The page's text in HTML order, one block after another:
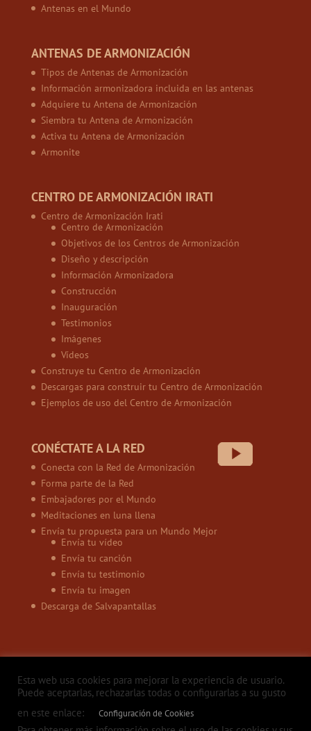
Antenas en el Mundo
ANTENAS DE ARMONIZACIÓN
Tipos de Antenas de Armonización
Información armonizadora incluida en las antenas
Adquiere tu Antena de Armonización
Siembra tu Antena de Armonización
Activa tu Antena de Armonización
Armonite
CENTRO DE ARMONIZACIÓN IRATI
Centro de Armonización Irati
Centro de Armonización
Objetivos de los Centros de Armonización
Diseño y descripción
Información Armonizadora
Construcción
Inauguración
Testimonios
Imágenes
Vídeos
Construye tu Centro de Armonización
Descargas para construir tu Centro de Armonización
Ejemplos de uso del Centro de Armonización
CONÉCTATE A LA RED
Conecta con la Red de Armonización
Forma parte de la Red
Embajadores por el Mundo
Meditaciones en luna llena
Envía tu propuesta para un Mundo Mejor
Envía tu vídeo
Envía tu canción
Envía tu testimonio
Envía tu imagen
Descarga de Salvapantallas
Política de privacidad
Aviso legal
Política de Cookies
Contacto
Esta web usa cookies para mejorar la experiencia de usuario.
Puede aceptarlas, rechazarlas todas o configurarlas a su gusto
en este enlace:
Configuración de Cookies